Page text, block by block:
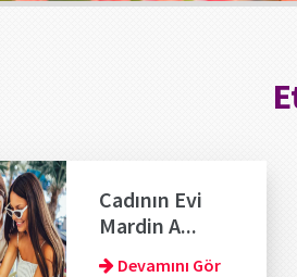
Cadının Evi
Mardin A...
Devamını Gör